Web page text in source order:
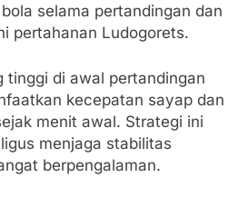
selama pertandingan dan
pertahanan Ludogorets.
tinggi di awal pertandingan
kecepatan sayap dan
menit awal. Strategi ini
menjaga stabilitas
berpengalaman.